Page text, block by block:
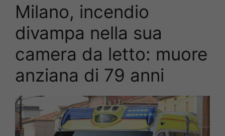
Milano, incendio
divampa nella sua
camera da letto: muore
anziana di 79 anni